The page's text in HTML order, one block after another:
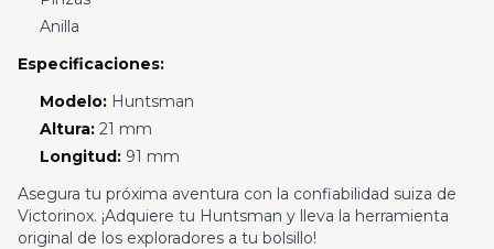
Anilla
Especificaciones:
Modelo:Huntsman
Altura:21 mm
Longitud:91 mm
Asegura tu próxima aventura con la confiabilidad suiza de
Victorinox. ¡Adquiere tu Huntsman y lleva la herramienta
original de los exploradores a tu bolsillo!